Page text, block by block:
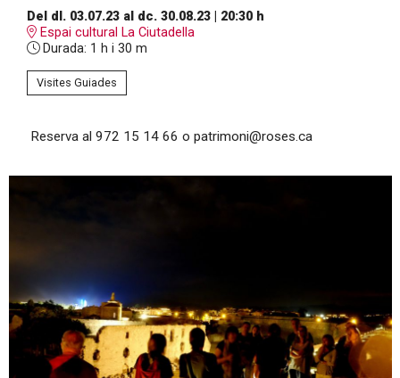
Del dl. 03.07.23al dc. 30.08.23| 20:30 h
Espai cultural La Ciutadella
Durada: 1 h i 30 m
Visites Guiades
Reserva al 972 15 14 66 o patrimoni@roses.ca